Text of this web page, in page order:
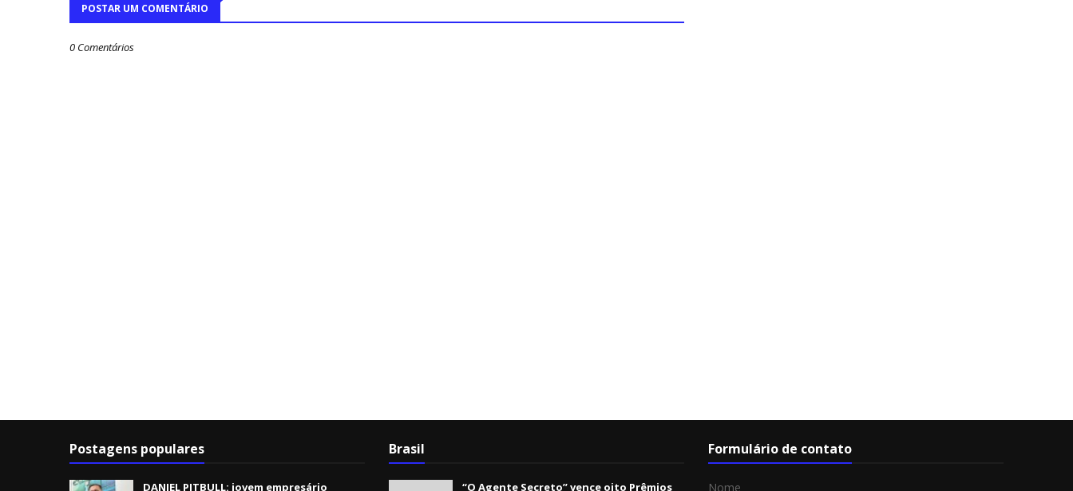
POSTAR UM COMENTÁRIO
0 Comentários
Postagens populares
DANIEL PITBULL: jovem empresário
Brasil
“O Agente Secreto” vence oito Prêmios
Formulário de contato
Nome